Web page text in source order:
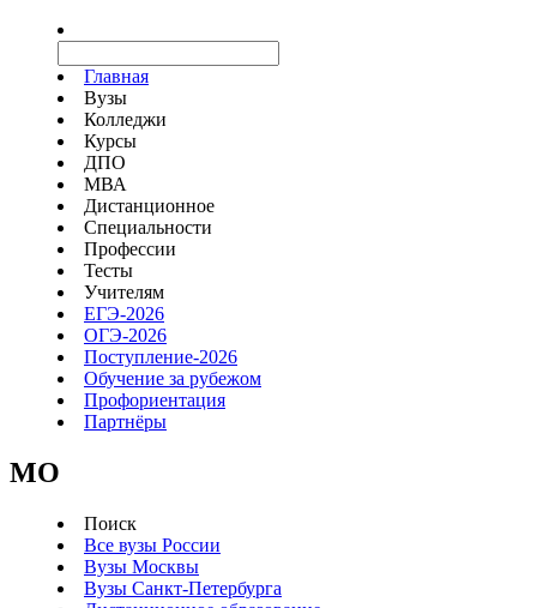
Главная
Вузы
Колледжи
Курсы
ДПО
МВА
Дистанционное
Специальности
Профессии
Тесты
Учителям
ЕГЭ-2026
ОГЭ-2026
Поступление-2026
Обучение за рубежом
Профориентация
Партнёры
MO
Поиск
Все вузы России
Вузы Москвы
Вузы Санкт-Петербурга